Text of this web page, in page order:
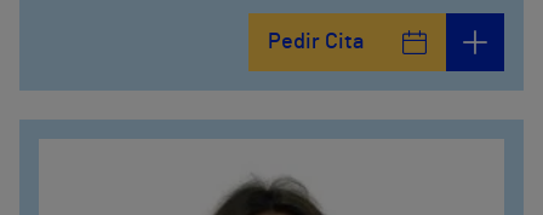
Pedir Cita